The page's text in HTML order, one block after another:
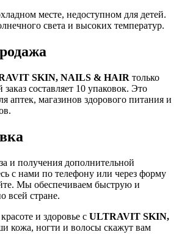
месте, недоступном для детей.
света и высоких температур.
SKIN, NAILS & HAIR только
составляет 10 упаковок. Это
аптек, магазинов здорового питания и
и получения дополнительной
с нами по телефону или через форму
Мы обеспечиваем быструю и
всей стране.
и здоровье с ULTRAVIT SKIN,
кожа, ногти и волосы скажут вам